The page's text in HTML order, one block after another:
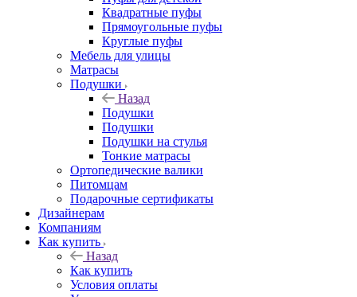
Квадратные пуфы
Прямоугольные пуфы
Круглые пуфы
Мебель для улицы
Матрасы
Подушки
Назад
Подушки
Подушки
Подушки на стулья
Тонкие матрасы
Ортопедические валики
Питомцам
Подарочные сертификаты
Дизайнерам
Компаниям
Как купить
Назад
Как купить
Условия оплаты